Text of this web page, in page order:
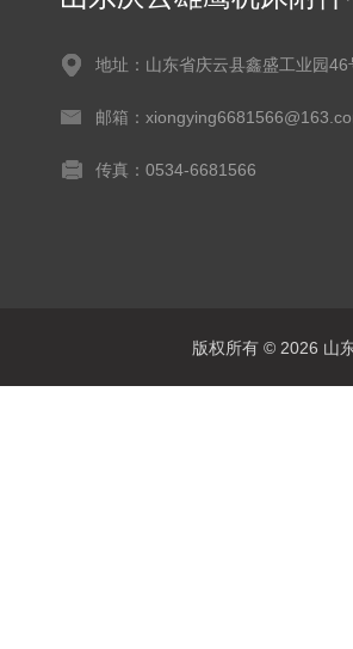
地址：山东省庆云县鑫盛工业园46
邮箱：
传真：0534-6681566
版权所有 © 2026 山